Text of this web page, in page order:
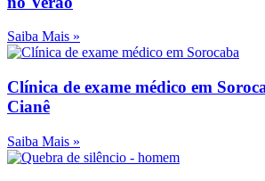
Saiba Mais »
Clínica de exame médico em
Cianê
Saiba Mais »